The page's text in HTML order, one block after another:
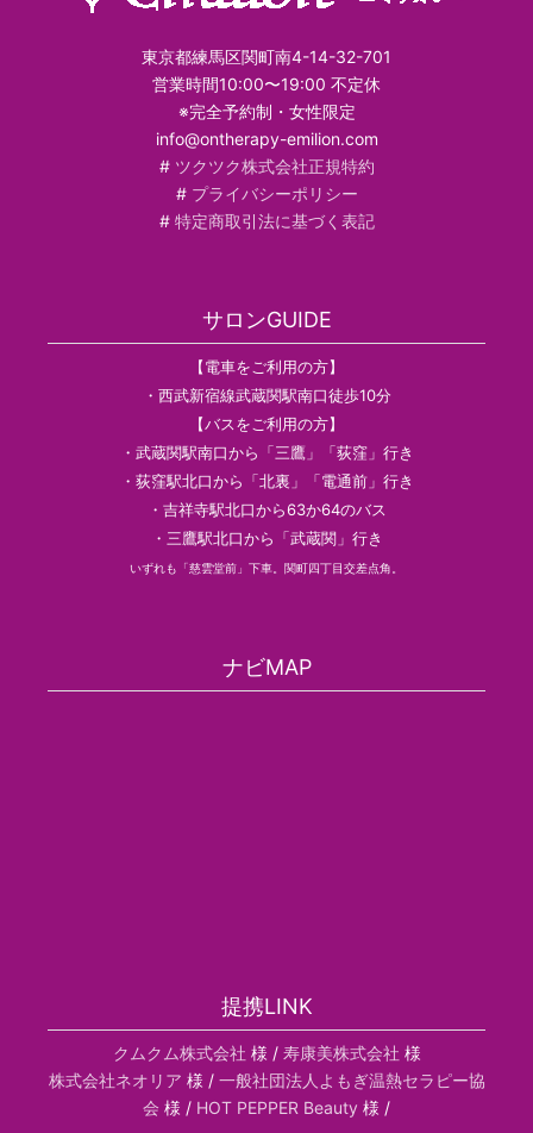
東京都練馬区関町南4-14-32-701
営業時間10:00〜19:00 不定休
※完全予約制・女性限定
info@ontherapy-emilion.com
# ツクツク株式会社正規特約
# プライバシーポリシー
# 特定商取引法に基づく表記
サロンGUIDE
【電車をご利用の方】
・西武新宿線武蔵関駅南口徒歩10分
【バスをご利用の方】
・武蔵関駅南口から「三鷹」「荻窪」行き
・荻窪駅北口から「北裏」「電通前」行き
・吉祥寺駅北口から63か64のバス
・三鷹駅北口から「武蔵関」行き
いずれも「慈雲堂前」下車。関町四丁目交差点角。
ナビMAP
提携LINK
クムクム株式会社 様 / 寿康美株式会社 様
株式会社ネオリア 様 / 一般社団法人よもぎ温熱セラピー協
会 様 / HOT PEPPER Beauty 様 /